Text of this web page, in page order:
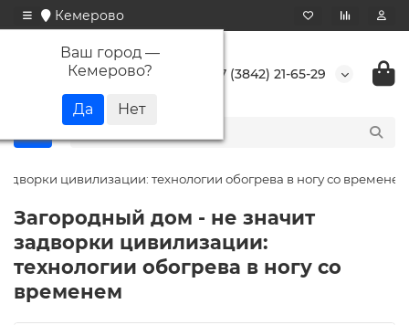
Кемерово
Ваш город —
Кемерово? +7 (3842) 21-65-29
цивилизации: технологии обогрева в ногу со временем
Загородный дом - не значит
задворки цивилизации:
технологии обогрева в ногу со
временем